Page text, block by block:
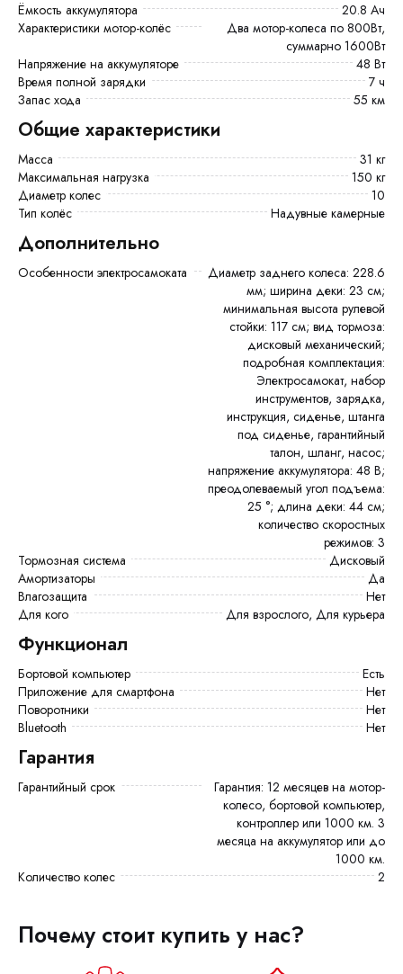
Ёмкость аккумулятора
20.8 Ач
Характеристики мотор-колёс
Два мотор-колеса по 800Вт,
суммарно 1600Вт
Напряжение на аккумуляторе
48 Вт
Время полной зарядки
7 ч
Запас хода
55 км
Общие характеристики
Масса
31 кг
Максимальная нагрузка
150 кг
Диаметр колес
10
Тип колёс
Надувные камерные
Дополнительно
Особенности электросамоката
диаметр заднего колеса: 228.6
мм; ширина деки: 23 см;
минимальная высота рулевой
стойки: 117 см; вид тормоза:
дисковый механический;
подробная комплектация:
Электросамокат, набор
инструментов, зарядка,
инструкция, сиденье, штанга
под сиденье, гарантийный
талон, шланг, насос;
напряжение аккумулятора: 48 В;
преодолеваемый угол подъема:
25 °; длина деки: 44 см;
количество скоростных
режимов: 3
Тормозная система
Дисковый
Амортизаторы
Да
Влагозащита
Нет
Для кого
Для взрослого, Для курьера
Функционал
Бортовой компьютер
есть
Приложение для смартфона
Нет
Поворотники
Нет
Bluetooth
Нет
Гарантия
Гарантийный срок
Гарантия: 12 месяцев на мотор-
колесо, бортовой компьютер,
контроллер или 1000 км. 3
месяца на аккумулятор или до
1000 км.
Количество колес
2
Почему стоит купить у нас?